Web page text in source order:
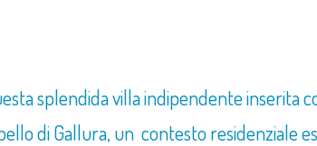
splendida villa indipendente inserita
di Gallura, un contesto residenziale